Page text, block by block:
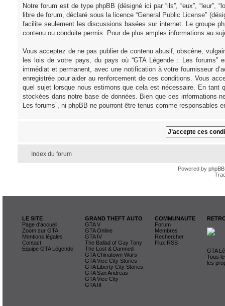
Notre forum est de type phpBB (désigné ici par “ils”, “eux”, “leur”,
libre de forum, déclaré sous la licence “General Public License”
facilite seulement les discussions basées sur internet. Le groupe
contenu ou conduite permis. Pour de plus amples informations au
Vous acceptez de ne pas publier de contenu abusif, obscène,
les lois de votre pays, du pays où “GTA Légende : Les
immédiat et permanent, avec une notification à votre fournisseur
enregistrée pour aider au renforcement de ces conditions. Vous
quel sujet lorsque nous estimons que cela est nécessaire. En tant
stockées dans notre base de données. Bien que ces informations
Les forums”, ni phpBB ne pourront être tenus comme
Index du forum
Powered by phpBB
LE SITE
Page d'accueil
Zoom sur GTA
Mentions légales
Contact
Equipe GTA Légende
GRAND THEFT AUTO
GTA V
GTA Online
GTA IV
The Ballad of Gay Tony
The Lost & Damned
GTA Chinatown Wars
GTA Vice City Stories
GTA Liberty City Stories
GTA San Andreas
GTA Vice City
GTA III
COMMUNAUTE
Forum
Membres
Rechercher
Flux RSS
GTA
Tous
les